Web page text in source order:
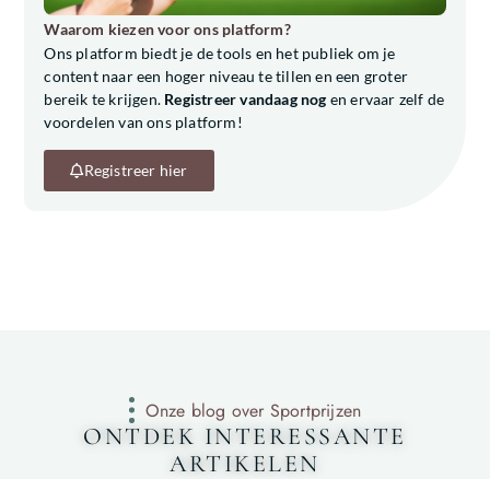
Waarom kiezen voor ons platform?
Ons platform biedt je de tools en het publiek om je
content naar een hoger niveau te tillen en een groter
bereik te krijgen. Registreer vandaag nog en ervaar zelf de
voordelen van ons platform!
Registreer hier
Onze blog over Sportprijzen
ONTDEK INTERESSANTE
ARTIKELEN